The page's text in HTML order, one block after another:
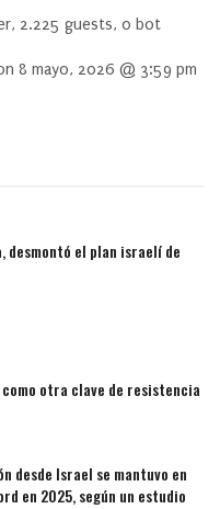
2.225 guests, 0 bot
8 mayo, 2026 @ 3:59 pm
desmontó el plan israelí de
como otra clave de resistencia
desde Israel se mantuvo en
en 2025, según un estudio